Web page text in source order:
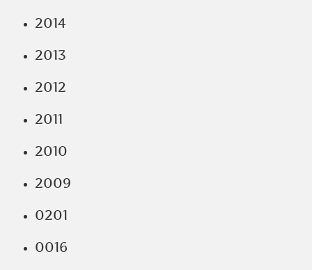
2014
2013
2012
2011
2010
2009
0201
0016